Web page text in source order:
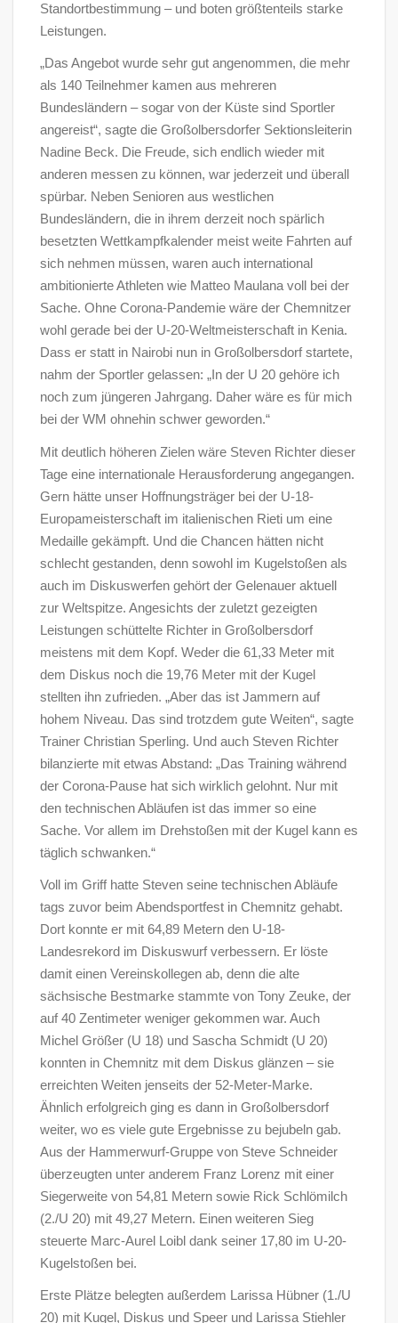
Standortbestimmung – und boten größtenteils starke
Leistungen.
„Das Angebot wurde sehr gut angenommen, die mehr
als 140 Teilnehmer kamen aus mehreren
Bundesländern – sogar von der Küste sind Sportler
angereist“, sagte die Großolbersdorfer Sektionsleiterin
Nadine Beck. Die Freude, sich endlich wieder mit
anderen messen zu können, war jederzeit und überall
spürbar. Neben Senioren aus westlichen
Bundesländern, die in ihrem derzeit noch spärlich
besetzten Wettkampfkalender meist weite Fahrten auf
sich nehmen müssen, waren auch international
ambitionierte Athleten wie Matteo Maulana voll bei der
Sache. Ohne Corona-Pandemie wäre der Chemnitzer
wohl gerade bei der U-20-Weltmeisterschaft in Kenia.
Dass er statt in Nairobi nun in Großolbersdorf startete,
nahm der Sportler gelassen: „In der U 20 gehöre ich
noch zum jüngeren Jahrgang. Daher wäre es für mich
bei der WM ohnehin schwer geworden.“
Mit deutlich höheren Zielen wäre Steven Richter dieser
Tage eine internationale Herausforderung angegangen.
Gern hätte unser Hoffnungsträger bei der U-18-
Europameisterschaft im italienischen Rieti um eine
Medaille gekämpft. Und die Chancen hätten nicht
schlecht gestanden, denn sowohl im Kugelstoßen als
auch im Diskuswerfen gehört der Gelenauer aktuell
zur Weltspitze. Angesichts der zuletzt gezeigten
Leistungen schüttelte Richter in Großolbersdorf
meistens mit dem Kopf. Weder die 61,33 Meter mit
dem Diskus noch die 19,76 Meter mit der Kugel
stellten ihn zufrieden. „Aber das ist Jammern auf
hohem Niveau. Das sind trotzdem gute Weiten“, sagte
Trainer Christian Sperling. Und auch Steven Richter
bilanzierte mit etwas Abstand: „Das Training während
der Corona-Pause hat sich wirklich gelohnt. Nur mit
den technischen Abläufen ist das immer so eine
Sache. Vor allem im Drehstoßen mit der Kugel kann es
täglich schwanken.“
Voll im Griff hatte Steven seine technischen Abläufe
tags zuvor beim Abendsportfest in Chemnitz gehabt.
Dort konnte er mit 64,89 Metern den U-18-
Landesrekord im Diskuswurf verbessern. Er löste
damit einen Vereinskollegen ab, denn die alte
sächsische Bestmarke stammte von Tony Zeuke, der
auf 40 Zentimeter weniger gekommen war. Auch
Michel Größer (U 18) und Sascha Schmidt (U 20)
konnten in Chemnitz mit dem Diskus glänzen – sie
erreichten Weiten jenseits der 52-Meter-Marke.
Ähnlich erfolgreich ging es dann in Großolbersdorf
weiter, wo es viele gute Ergebnisse zu bejubeln gab.
Aus der Hammerwurf-Gruppe von Steve Schneider
überzeugten unter anderem Franz Lorenz mit einer
Siegerweite von 54,81 Metern sowie Rick Schlömilch
(2./U 20) mit 49,27 Metern. Einen weiteren Sieg
steuerte Marc-Aurel Loibl dank seiner 17,80 im U-20-
Kugelstoßen bei.
Erste Plätze belegten außerdem Larissa Hübner (1./U
20) mit Kugel, Diskus und Speer und Larissa Stiehler